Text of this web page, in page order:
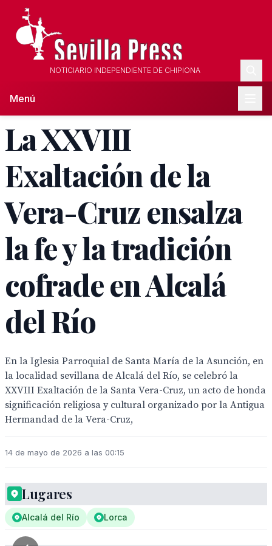
NOTICIARIO INDEPENDIENTE DE CHIPIONA
Menú
La XXVIII
Exaltación de la
Vera-Cruz ensalza
la fe y la tradición
cofrade en Alcalá
del Río
En la Iglesia Parroquial de Santa María de la Asunción, en
la localidad sevillana de Alcalá del Río, se celebró la
XXVIII Exaltación de la Santa Vera-Cruz, un acto de honda
significación religiosa y cultural organizado por la Antigua
Hermandad de la Vera-Cruz,
14 de mayo de 2026 a las 00:15
Lugares
Alcalá del Río Lorca